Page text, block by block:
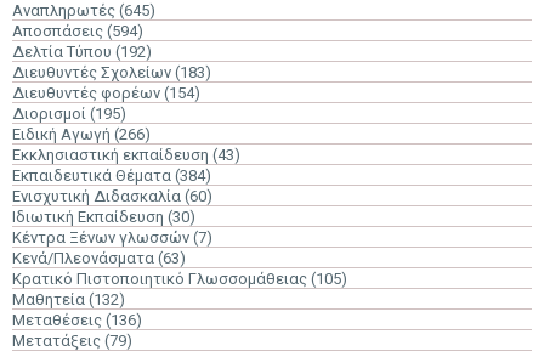
Αναπληρωτές (645)
Αποσπάσεις (594)
Δελτία Τύπου (192)
Διευθυντές Σχολείων (183)
Διευθυντές φορέων (154)
Διορισμοί (195)
Ειδική Αγωγή (266)
Εκκλησιαστική εκπαίδευση (43)
Εκπαιδευτικά Θέματα (384)
Ενισχυτική Διδασκαλία (60)
Ιδιωτική Εκπαίδευση (30)
Κέντρα Ξένων γλωσσών (7)
Κενά/Πλεονάσματα (63)
Κρατικό Πιστοποιητικό Γλωσσομάθειας (105)
Μαθητεία (132)
Μεταθέσεις (136)
Μετατάξεις (79)